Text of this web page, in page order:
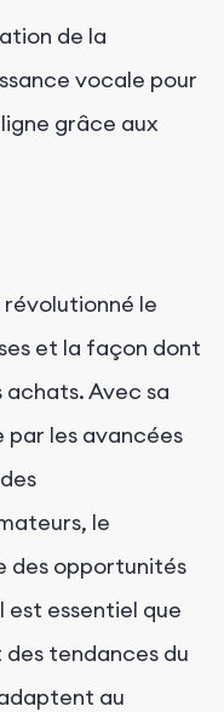
de la
vocale pour
grâce aux
le
et la façon dont
Avec sa
par les avancées
le
des opportunités
est essentiel que
tendances du
au